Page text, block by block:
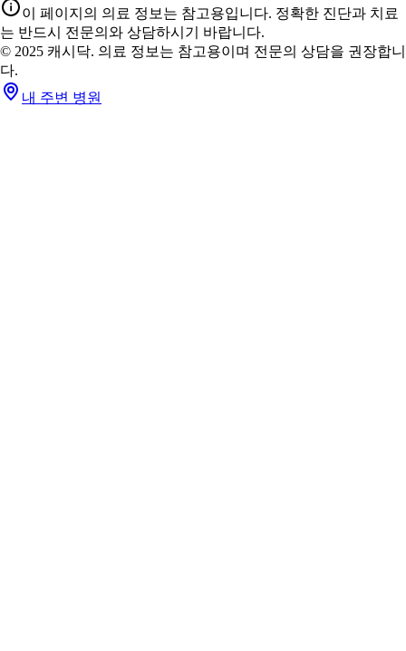
이 페이지의 의료 정보는 참고용입니다. 정확한 진단과 치료
는 반드시 전문의와 상담하시기 바랍니다.
© 2025 캐시닥. 의료 정보는 참고용이며 전문의 상담을 권장합니
다.
내 주변 병원